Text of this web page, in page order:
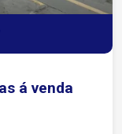
á venda